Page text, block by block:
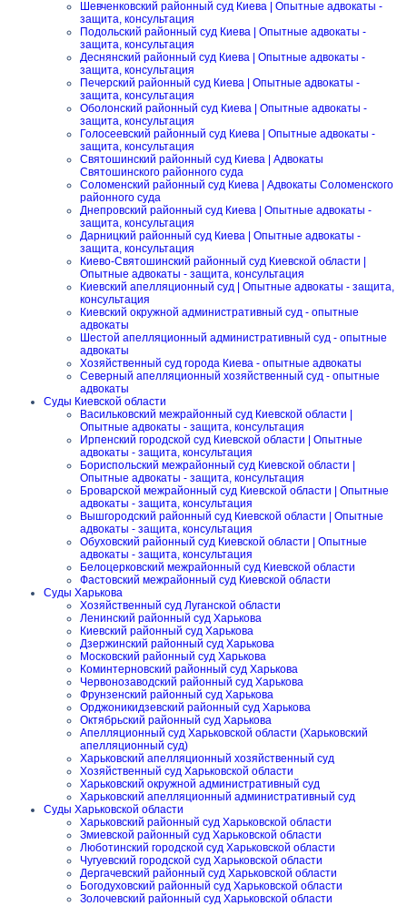
Шевченковский районный суд Киева | Опытные адвокаты -
защита, консультация
Подольский районный суд Киева | Опытные адвокаты -
защита, консультация
Деснянский районный суд Киева | Опытные адвокаты -
защита, консультация
Печерский районный суд Киева | Опытные адвокаты -
защита, консультация
Оболонский районный суд Киева | Опытные адвокаты -
защита, консультация
Голосеевский районный суд Киева | Опытные адвокаты -
защита, консультация
Святошинский районный суд Киева | Адвокаты
Святошинского районного суда
Соломенский районный суд Киева | Адвокаты Соломенского
районного суда
Днепровский районный суд Киева | Опытные адвокаты -
защита, консультация
Дарницкий районный суд Киева | Опытные адвокаты -
защита, консультация
Киево-Святошинский районный суд Киевской области |
Опытные адвокаты - защита, консультация
Киевский апелляционный суд | Опытные адвокаты - защита,
консультация
Киевский окружной административный суд - опытные
адвокаты
Шестой апелляционный административный суд - опытные
адвокаты
Хозяйственный суд города Киева - опытные адвокаты
Северный апелляционный хозяйственный суд - опытные
адвокаты
Суды Киевской области
Васильковский межрайонный суд Киевской области |
Опытные адвокаты - защита, консультация
Ирпенский городской суд Киевской области | Опытные
адвокаты - защита, консультация
Бориспольский межрайонный суд Киевской области |
Опытные адвокаты - защита, консультация
Броварской межрайонный суд Киевской области | Опытные
адвокаты - защита, консультация
Вышгородский районный суд Киевской области | Опытные
адвокаты - защита, консультация
Обуховский районный суд Киевской области | Опытные
адвокаты - защита, консультация
Белоцерковский межрайонный суд Киевской области
Фастовский межрайонный суд Киевской области
Суды Харькова
Хозяйственный суд Луганской области
Ленинский районный суд Харькова
Киевский районный суд Харькова
Дзержинский районный суд Харькова
Московский районный суд Харькова
Коминтерновский районный суд Харькова
Червонозаводский районный суд Харькова
Фрунзенский районный суд Харькова
Орджоникидзевский районный суд Харькова
Октябрьский районный суд Харькова
Апелляционный суд Харьковской области (Харьковский
апелляционный суд)
Харьковский апелляционный хозяйственный суд
Хозяйственный суд Харьковской области
Харьковский окружной административный суд
Харьковский апелляционный административный суд
Суды Харьковской области
Харьковский районный суд Харьковской области
Змиевской районный суд Харьковской области
Люботинский городской суд Харьковской области
Чугуевский городской суд Харьковской области
Дергачевский районный суд Харьковской области
Богодуховский районный суд Харьковской области
Золочевский районный суд Харьковской области